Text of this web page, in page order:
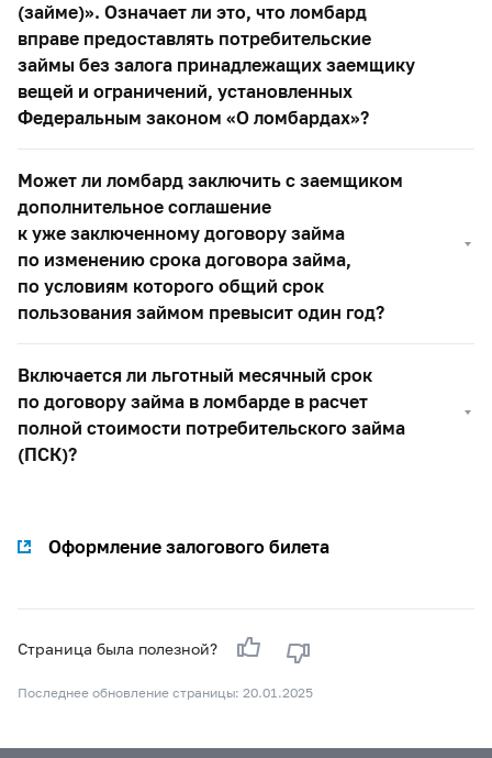
(займе)». Означает ли это, что ломбард
вправе предоставлять потребительские
займы без залога принадлежащих заемщику
вещей и ограничений, установленных
Федеральным законом «О ломбардах»?
Может ли ломбард заключить с заемщиком
дополнительное соглашение
к уже заключенному договору займа
по изменению срока договора займа,
по условиям которого общий срок
пользования займом превысит один год?
Включается ли льготный месячный срок
по договору займа в ломбарде в расчет
полной стоимости потребительского займа
(ПСК)?
Оформление залогового билета
Страница была полезной?
Последнее обновление страницы: 20.01.2025